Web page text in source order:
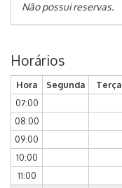
Não possui reservas.
Horários
Hora Segunda Terça
07:00
08:00
09:00
10:00
11:00